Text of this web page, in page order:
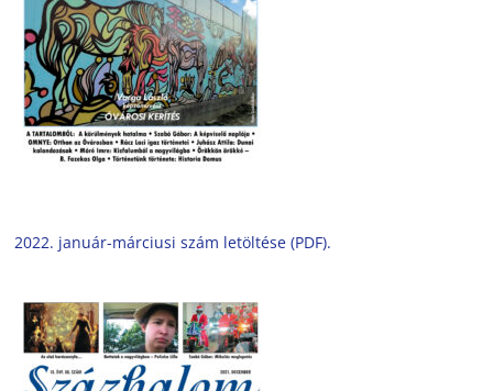
2022. január-márciusi szám letöltése (PDF).